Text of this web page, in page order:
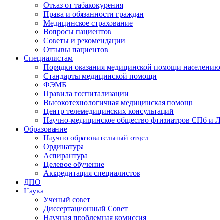
Отказ от табакокурения
Права и обязанности граждан
Медицинское страхование
Вопросы пациентов
Советы и рекомендации
Отзывы пациентов
Специалистам
Порядки оказания медицинской помощи населению
Стандарты медицинской помощи
ФЭМБ
Правила госпитализации
Высокотехнологичная медицинская помощь
Центр телемедицинских консультаций
Научно-медицинское общество фтизиатров СПб и
Образование
Научно образовательный отдел
Ординатура
Аспирантура
Целевое обучение
Аккредитация специалистов
ДПО
Наука
Ученый совет
Диссертационный Совет
Научная проблемная комиссия